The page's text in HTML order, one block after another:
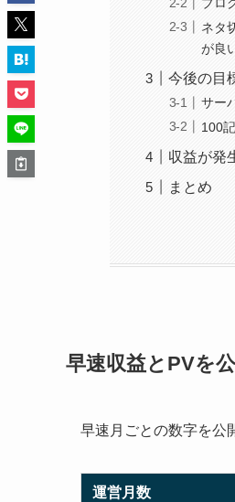
ネタ
が良
今後の目
サー
100
収益が発
まとめ
早速収益とPVを
早速月ごとの数字を公
運営月数